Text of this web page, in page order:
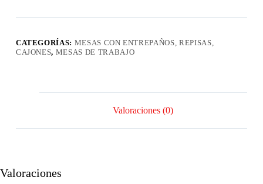
CATEGORÍAS: MESAS CON ENTREPAÑOS, REPISAS,
CAJONES, MESAS DE TRABAJO
Valoraciones (0)
Valoraciones